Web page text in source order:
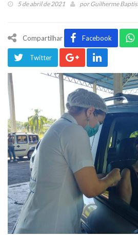
5 de abril de 2021 porGuilherme
Compartilhar Facebook
Twitter